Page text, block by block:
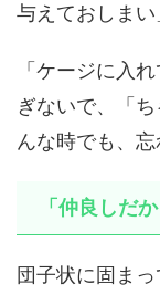
与えておしまい
「ケージに入
ぎないで、「
んな時でも、
「仲良しだ
団子状に固ま